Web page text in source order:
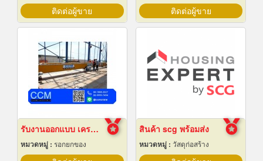
ติดต่อผู้ขาย ติดต่อผู้ขาย
รับงานออกแบบ เครนโรงงาน
หมวดหมู่ : รอกยกของ
สินค้า scg พร้อมส่ง
หมวดหมู่ : วัสดุก่อสร้าง